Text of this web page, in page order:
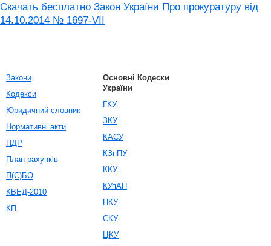
Скачать бесплатно Закон України Про прокуратуру від
14.10.2014 № 1697-VII
Закони
Кодекси
Юридичний словник
Нормативні акти
ПДР
План рахунків
П(С)БО
КВЕД-2010
КП
Основні Кодески
України
ГКУ
ЗКУ
КАСУ
КЗпПУ
ККУ
КУпАП
ПКУ
СКУ
ЦКУ